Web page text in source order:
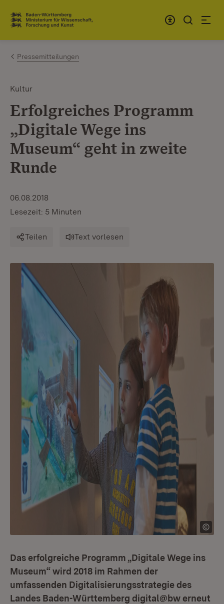
Zum Inhalt springen
Link zur Startseite
Pressemitteilungen
Kultur
Erfolgreiches Programm
„Digitale Wege ins
Museum“ geht in zweite
Runde
06.08.2018
Lesezeit: 5 Minuten
Teilen Text vorlesen
Das erfolgreiche Programm „Digitale Wege ins
Museum“ wird 2018 im Rahmen der
umfassenden Digitalisierungsstrategie des
Landes Baden-Württemberg digital@bw erneut